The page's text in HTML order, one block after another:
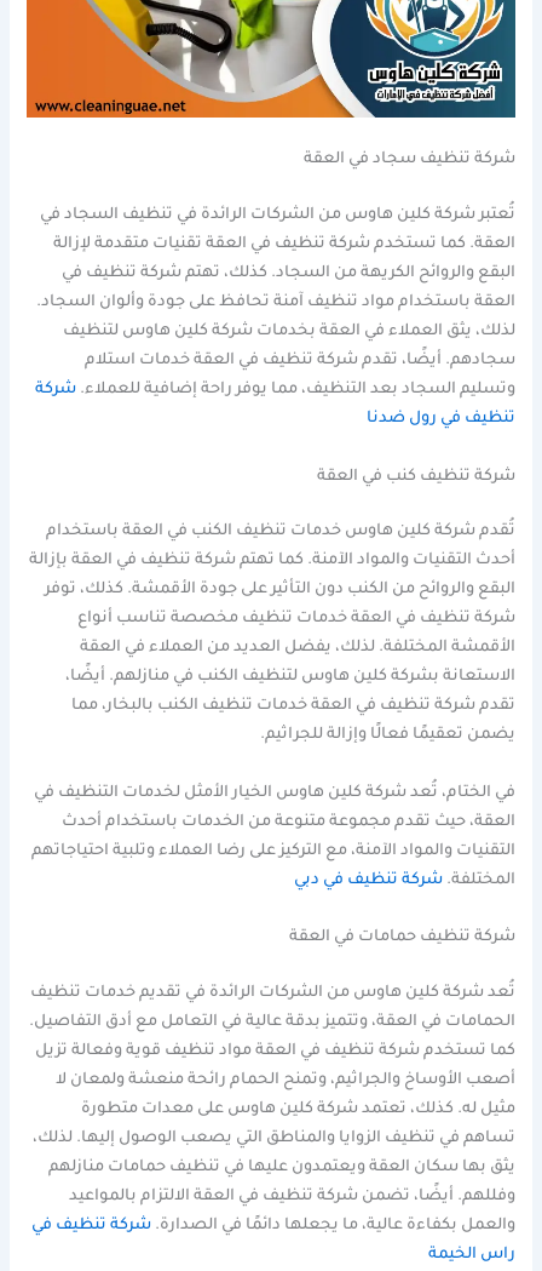
شركة تنظيف سجاد في العقة
تُعتبر شركة كلين هاوس من الشركات الرائدة في تنظيف السجاد في
العقة. كما تستخدم شركة تنظيف في العقة تقنيات متقدمة لإزالة
البقع والروائح الكريهة من السجاد. كذلك، تهتم شركة تنظيف في
العقة باستخدام مواد تنظيف آمنة تحافظ على جودة وألوان السجاد.
لذلك، يثق العملاء في العقة بخدمات شركة كلين هاوس لتنظيف
سجادهم. أيضًا، تقدم شركة تنظيف في العقة خدمات استلام
وتسليم السجاد بعد التنظيف، مما يوفر راحة إضافية للعملاء.شركة
تنظيف في رول ضدنا
شركة تنظيف كنب في العقة
تُقدم شركة كلين هاوس خدمات تنظيف الكنب في العقة باستخدام
أحدث التقنيات والمواد الآمنة. كما تهتم شركة تنظيف في العقة بإزالة
البقع والروائح من الكنب دون التأثير على جودة الأقمشة. كذلك، توفر
شركة تنظيف في العقة خدمات تنظيف مخصصة تناسب أنواع
الأقمشة المختلفة. لذلك، يفضل العديد من العملاء في العقة
الاستعانة بشركة كلين هاوس لتنظيف الكنب في منازلهم. أيضًا،
تقدم شركة تنظيف في العقة خدمات تنظيف الكنب بالبخار، مما
يضمن تعقيمًا فعالًا وإزالة للجراثيم.
في الختام، تُعد شركة كلين هاوس الخيار الأمثل لخدمات التنظيف في
العقة، حيث تقدم مجموعة متنوعة من الخدمات باستخدام أحدث
التقنيات والمواد الآمنة، مع التركيز على رضا العملاء وتلبية احتياجاتهم
المختلفة.شركة تنظيف في دبي
شركة تنظيف حمامات في العقة
تُعد شركة كلين هاوس من الشركات الرائدة في تقديم خدمات تنظيف
الحمامات في العقة، وتتميز بدقة عالية في التعامل مع أدق التفاصيل.
كما تستخدم شركة تنظيف في العقة مواد تنظيف قوية وفعالة تزيل
أصعب الأوساخ والجراثيم، وتمنح الحمام رائحة منعشة ولمعان لا
مثيل له. كذلك، تعتمد شركة كلين هاوس على معدات متطورة
تساهم في تنظيف الزوايا والمناطق التي يصعب الوصول إليها. لذلك،
يثق بها سكان العقة ويعتمدون عليها في تنظيف حمامات منازلهم
وفللهم. أيضًا، تضمن شركة تنظيف في العقة الالتزام بالمواعيد
والعمل بكفاءة عالية، ما يجعلها دائمًا في الصدارة.شركة تنظيف في
راس الخيمة